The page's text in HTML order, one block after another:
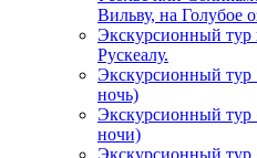
Вильву, на Голубое
Экскурсионный тур
Рускеалу.
Экскурсионный тур
ночь)
Экскурсионный тур
ночи)
Экскурсионный тур